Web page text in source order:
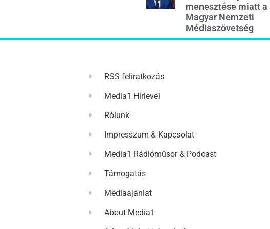
menesztése miatt a
Magyar Nemzeti
Médiaszövetség
RSS feliratkozás
Media1 Hírlevél
Rólunk
Impresszum & Kapcsolat
Media1 Rádióműsor & Podcast
Támogatás
Médiaajánlat
About Media1